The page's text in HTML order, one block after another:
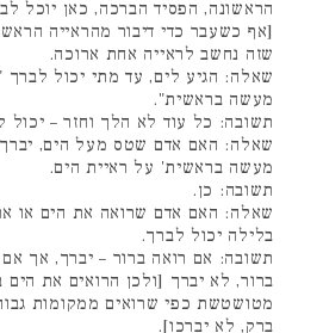
הראשונה, הפסיד הברכה, כאן יוכל
[אף כשעבר כדי דיבור מהראייה
שזה נחשב לראייה אחת ארוכה.
שאלה: הגיע לים, עד מתי יכול לברך
מעשה בראשית".
תשובה: כל עוד לא הלך וחזר – יכול
שאלה: האם אדם שטס מעל הים,
מעשה בראשית' על ראיית הים.
תשובה: כן.
שאלה: האם אדם שרואה את הים או
בלילה יכול לברך.
תשובה: אם רואה ברור – יברך, אך אם
ברור, לא יברך [ולכן הרואים את הים
מטושטשת כפי שרואים ממקומות
ברק, לא יברכו].